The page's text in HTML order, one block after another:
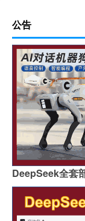
公告
DeepSeek全套